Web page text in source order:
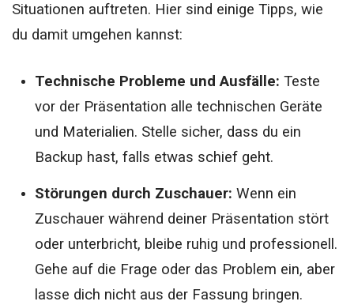
Situationen auftreten. Hier sind einige Tipps, wie
du damit umgehen kannst:
Technische Probleme und Ausfälle: Teste
vor der Präsentation alle technischen Geräte
und Materialien. Stelle sicher, dass du ein
Backup hast, falls etwas schief geht.
Störungen durch Zuschauer: Wenn ein
Zuschauer während deiner Präsentation stört
oder unterbricht, bleibe ruhig und professionell.
Gehe auf die Frage oder das Problem ein, aber
lasse dich nicht aus der Fassung bringen.